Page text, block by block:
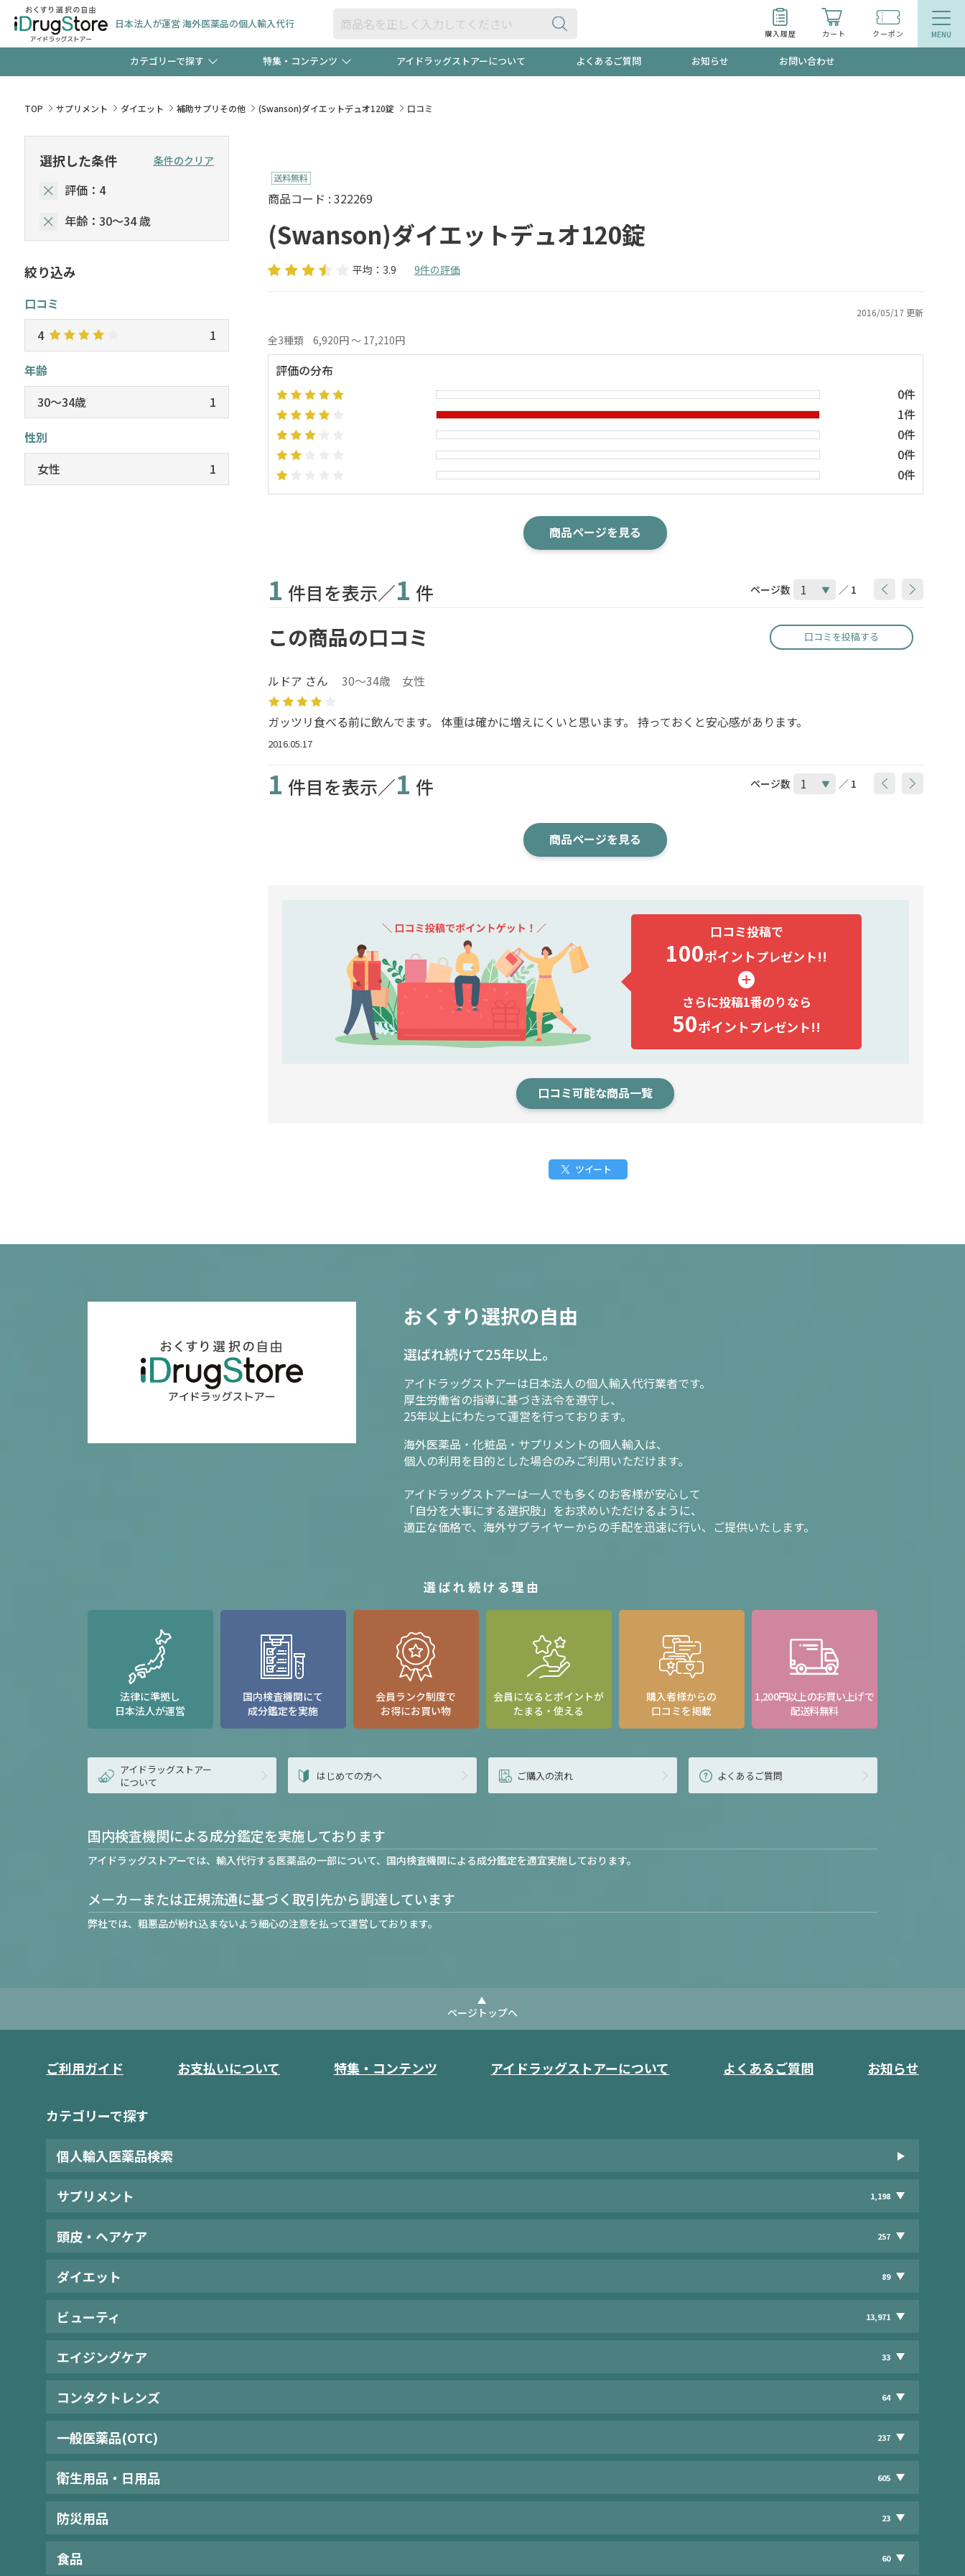
日本法人が運営 海外医薬品の個人輸入代行
購入履歴 カート クーポン
カテゴリーで探す
ペット用品
特集・コンテンツ
【週末限定】新規会員登録ポイント2倍600円分プレ
極冷メントールで、夏の頭皮ストレスを完全リセッ
当店スタッフが贈る音声プログラム
アイドラッグストアーについて よくあるご質問 お知らせ お問い合わせ
TOP サプリメント ダイエット 補助サプリその他 (Swanson)ダイエットデュオ120錠 口コミ
商品コード : 322269
(Swanson)ダイエットデュオ120錠
平均：3.9 9件の評価
2016/05/17 更新
全3種類 6,920円 ～ 17,210円
評価の分布
0件
1件
0件
0件
0件
商品ページを見る
1 件目を表示／1 件 ページ数 ／ 1
この商品の口コミ 口コミを投稿する
ルドア さん 30～34歳 女性
ガッツリ食べる前に飲んでます。 体重は確かに増えにくいと思います。 持っておくと安心感があります。
2016.05.17
1 件目を表示／1 件 ページ数 ／ 1
商品ページを見る
口コミ投稿で
100ポイントプレゼント!!
さらに投稿1番のりなら
50ポイントプレゼント!!
口コミ可能な商品一覧
ツイート
選択した条件 条件のクリア
評価：4
年齢：30～34 歳
絞り込み
口コミ
4
1
年齢
30～34歳
1
性別
女性
1
おくすり選択の自由
選ばれ続けて25年以上。
アイドラッグストアーは日本法人の個人輸入代行業者です。
厚生労働省の指導に基づき法令を遵守し、
25年以上にわたって運営を行っております。
海外医薬品・化粧品・サプリメントの個人輸入は、
個人の利用を目的とした場合のみご利用いただけます。
アイドラッグストアーは一人でも多くのお客様が安心して
「自分を大事にする選択肢」をお求めいただけるように、
適正な価格で、海外サプライヤーからの手配を迅速に行い、ご提供いたします。
選ばれ続ける理由
法律に準拠し
日本法人が運営
国内検査機関にて
成分鑑定を実施
会員ランク制度で
お得にお買い物
会員になるとポイントが
たまる・使える
購入者様からの
口コミを掲載
1,200円以上のお買い上げで
配送料無料
アイドラッグストアー
について
はじめての方へ ご購入の流れ よくあるご質問
国内検査機関による成分鑑定を実施しております
アイドラッグストアーでは、輸入代行する医薬品の一部について、国内検査機関による成分鑑定を適宜実施しております。
メーカーまたは正規流通に基づく取引先から調達しています
弊社では、粗悪品が紛れ込まないよう細心の注意を払って運営しております。
ページトップへ
ご利用ガイド お支払いについて 特集・コンテンツ アイドラッグストアーについて よくあるご質問 お知らせ
カテゴリーで探す
個人輸入医薬品検索
サプリメント 1,198
頭皮・ヘアケア 257
ダイエット 89
ビューティ 13,971
エイジングケア 33
コンタクトレンズ 64
一般医薬品(OTC) 237
衛生用品・日用品 605
防災用品 23
食品 60